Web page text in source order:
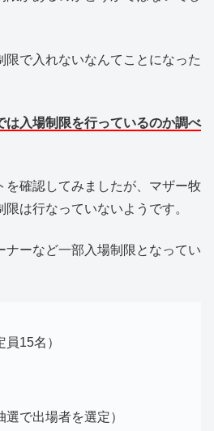
限で入れないなんてことになった
は入場制限を行っているのか調べ
を確認してみましたが、マザー牧
は行なっていないようです。
ナーなど一部入場制限となってい
15名）
で出場者を選定）